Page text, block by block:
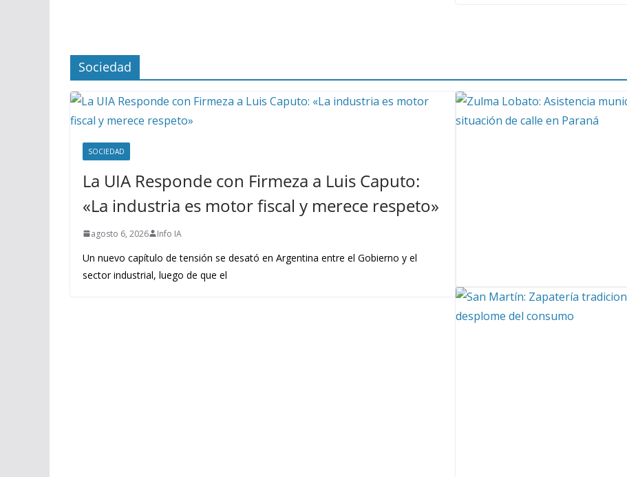
Sociedad
SOCIEDAD
La UIA Responde con Firmeza a Luis Caputo:
«La industria es motor fiscal y merece respeto»
agosto 6, 2026 Info IA
Un nuevo capítulo de tensión se desató en Argentina entre el Gobierno y el
sector industrial, luego de que el